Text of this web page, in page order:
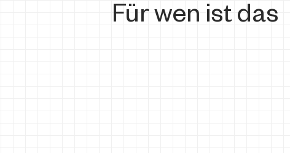
Für wen ist das